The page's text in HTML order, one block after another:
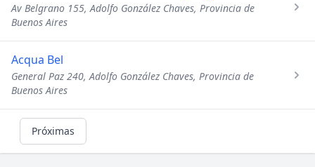
Av Belgrano 155, Adolfo González Chaves, Provincia de
Buenos Aires
Acqua Bel
General Paz 240, Adolfo González Chaves, Provincia de
Buenos Aires
Próximas